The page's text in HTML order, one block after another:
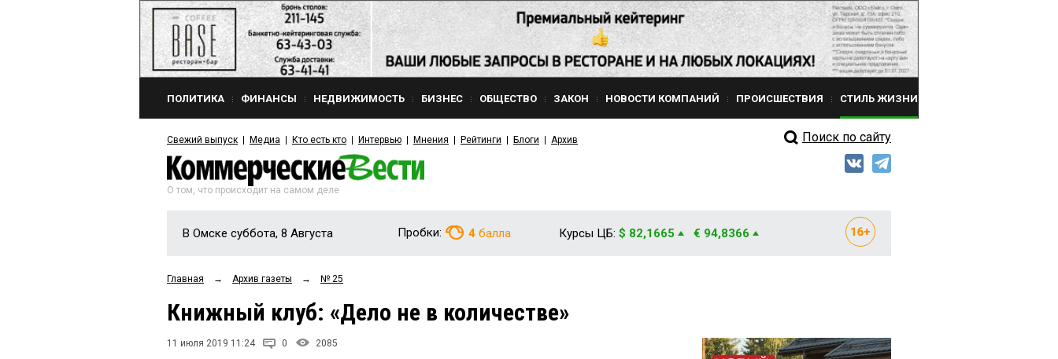
ПОЛИТИКА ФИНАНСЫ НЕДВИЖИМОСТЬ БИЗНЕС ОБЩЕСТВО ЗАКОН НОВОСТИ КОМПАНИЙ ПРОИСШЕСТВИЯ СТИЛЬ ЖИЗНИ
Свежий выпуск Медиа Кто есть кто Интервью Мнения Рейтинги Блоги Архив Поиск по сайту
О том, что происходит на самом деле
В Омске суббота, 8 Августа Пробки: 4 балла Курсы ЦБ: $ 82,1665 € 94,8366
Главная → Архив газеты → № 25
Книжный клуб: «Дело не в количестве»
11 июля 2019 11:24 0 2085